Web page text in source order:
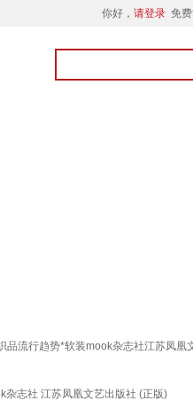
你好， 请登录 免
流行趋势*软装mook杂志社江苏凤凰
志社 江苏凤凰文艺出版社 (正版)